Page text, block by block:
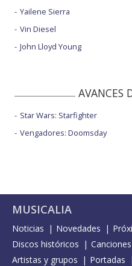
Yailene Sierra
Vin Diesel
John Lloyd Young
AVANCES
Star Wars: Starfighter
Vengadores: Doomsday
MUSICALIA
Noticias Novedades
Discos históricos
Canciones
Artistas y grupos
Portadas